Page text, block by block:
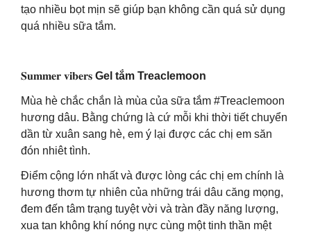
tạo nhiều bọt mịn sẽ giúp bạn không cần quá sử dụng
quá nhiều sữa tắm.
𝐒𝐮𝐦𝐦𝐞𝐫 𝐯𝐢𝐛𝐞𝐫𝐬 Gel tắm Treaclemoon
Mùa hè chắc chắn là mùa của sữa tắm #Treaclemoon
hương dâu. Bằng chứng là cứ mỗi khi thời tiết chuyển
dần từ xuân sang hè, em ý lại được các chị em săn
đón nhiêt tình.
Điểm cộng lớn nhất và được lòng các chị em chính là
hương thơm tự nhiên của những trái dâu căng mọng,
đem đến tâm trạng tuyệt vời và tràn đầy năng lượng,
xua tan không khí nóng nực cùng một tinh thần mệt